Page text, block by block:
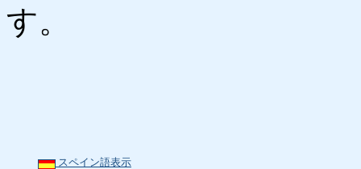
す。
スペイン語表示